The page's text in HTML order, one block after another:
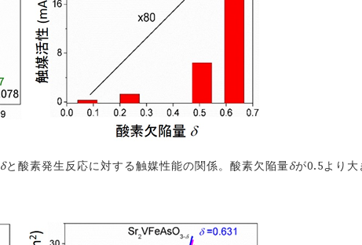
δと酸素発生反応に対する触媒性能の関係。酸素欠陥量δが0.5より大